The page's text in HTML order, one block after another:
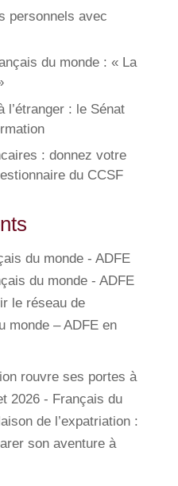
personnels avec
du monde : « La
l’étranger : le Sénat
: donnez votre
du CCSF
du monde - ADFE
du monde - ADFE
le réseau de
monde – ADFE en
rouvre ses portes à
2026 - Français du
de l’expatriation :
son aventure à